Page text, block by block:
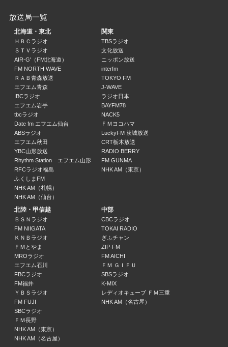
17:00 ～ 17:40
ＡＢＣフレッシュアップベースボール ＤｅＮＡｖｓ阪神(1)
17:40 ～ 19:00
ＡＢＣフレッシュアップベースボール ＤｅＮＡｖｓ阪神(2)
19:00 ～ 20:00
ＡＢＣフレッシュアップベースボール ＤｅＮＡｖｓ阪神(3)
20:00 ～ 21:00
ＡＢＣニュース＆天気予報
21:00 ～ 21:05
ツギハギ～無尽蔵のワードマイスター～(1)
無尽蔵／ゲスト：三拍子
21:05 ～ 22:00
ツギハギ～無尽蔵のワードマイスター～(2)
無尽蔵／ゲスト：三拍子
22:00 ～ 23:00
ツギハギ～無尽蔵のワードマイスター～(3)
無尽蔵／ゲスト：三拍子
23:00 ～ 23:30
Ｓｋｙ ｐｒｅｓｅｎｔｓ こちらＱｕｉｚＫｎｏｃｋ放送部
Ｑｕｉｚ Ｋｎｏｃｋ／ねお
23:30 ～ 24:00
放送局一覧
北海道・東北
ＨＢＣラジオ
ＳＴＶラジオ
AIR-G'（FM北海道）
FM NORTH WAVE
ＲＡＢ青森放送
エフエム青森
IBCラジオ
エフエム岩手
tbcラジオ
Date fm エフエム仙台
ABSラジオ
エフエム秋田
YBC山形放送
Rhythm Station エフエム山形
RFCラジオ福島
ふくしまFM
NHK AM（札幌）
NHK AM（仙台）
関東
TBSラジオ
文化放送
ニッポン放送
interfm
TOKYO FM
J-WAVE
ラジオ日本
BAYFM78
NACK5
ＦＭヨコハマ
LuckyFM 茨城放送
CRT栃木放送
RADIO BERRY
FM GUNMA
NHK AM（東京）
北陸・甲信越
ＢＳＮラジオ
FM NIIGATA
ＫＮＢラジオ
ＦＭとやま
MROラジオ
エフエム石川
FBCラジオ
FM福井
ＹＢＳラジオ
FM FUJI
SBCラジオ
ＦＭ長野
NHK AM（東京）
NHK AM（名古屋）
中部
CBCラジオ
TOKAI RADIO
ぎふチャン
ZIP-FM
FM AICHI
ＦＭ ＧＩＦＵ
SBSラジオ
K-MIX
レディオキューブ ＦＭ三重
NHK AM（名古屋）